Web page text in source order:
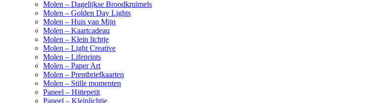
Molen – Dagelijkse Broodkruimels
Molen – Golden Day Lights
Molen – Huis van Mijn
Molen – Kaartcadeau
Molen – Klein lichtje
Molen – Light Creative
Molen – Lifeprints
Molen – Paper Art
Molen – Prentbriefkaarten
Molen – Stille momenten
Paneel – Hittepetit
Paneel – Kleinlichtje